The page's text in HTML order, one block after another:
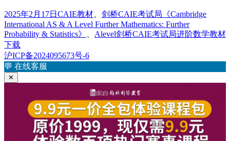
发
布
于
2025年2月17日 分
类
CAIE教材 剑桥CAIE考试局 标
签
《Cambridge
International AS & A Level Further Mathematics: Further
Probability & Statistics》
Alevel剑桥CAIE考试局进阶数学教材
下载
沪ICP备2024095673号-6
💬 在线客服
✕